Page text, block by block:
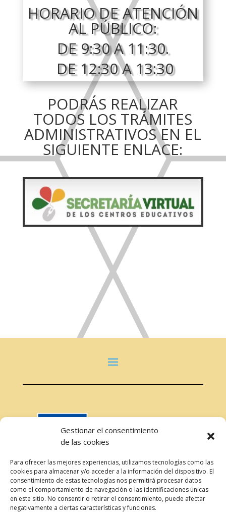
Gestionar el consentimiento
de las cookies
Para ofrecer las mejores experiencias, utilizamos tecnologías como las
cookies para almacenar y/o acceder a la información del dispositivo. El
consentimiento de estas tecnologías nos permitirá procesar datos
como el comportamiento de navegación o las identificaciones únicas
en este sitio. No consentir o retirar el consentimiento, puede afectar
negativamente a ciertas características y funciones.
HORARIO DE ATENCIÓN
AL PÚBLICO:
DE 9:30 A 11:30.
DE 12:30 A 13:30
PODRÁS REALIZAR
TODOS LOS TRÁMITES
ADMINISTRATIVOS EN EL
SIGUIENTE ENLACE: